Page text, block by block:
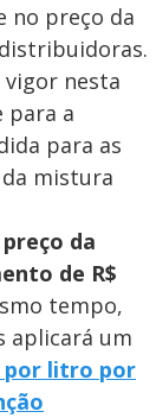
no preço da
vigor nesta
para a
para as
mistura
da
de R$
tempo,
aplicará um
por litro por